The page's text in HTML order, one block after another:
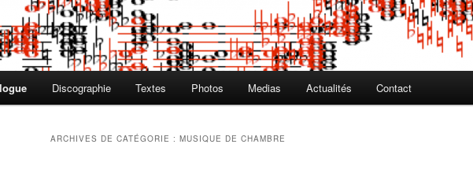
Discographie Textes Photos Medias Actualités Contact
ARCHIVES DE CATÉGORIE : MUSIQUE DE CHAMBRE